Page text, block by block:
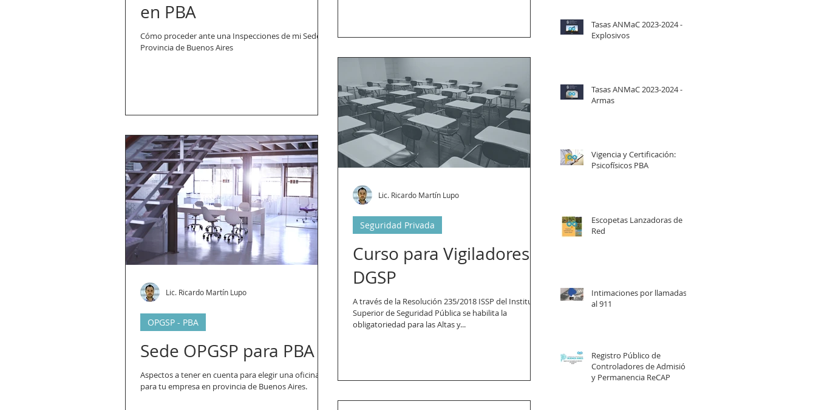
en PBA
Cómo proceder ante una Inspecciones de mi Sede en
Provincia de Buenos Aires
Sede OPGSP para PBA
Aspectos a tener en cuenta para elegir una oficina
para tu empresa en provincia de Buenos Aires.
OPGSP - PBA
Lic. Ricardo Martín Lupo
Curso para Vigiladores
DGSP
A través de la Resolución 235/2018 ISSP del Instituto
Superior de Seguridad Pública se habilita la
obligatoriedad para las Altas y...
Seguridad Privada
Lic. Ricardo Martín Lupo
Tasas ANMaC 2023-2024 -
Explosivos
Tasas ANMaC 2023-2024 -
Armas
Vigencia y Certificación:
Psicofísicos PBA
Escopetas Lanzadoras de
Red
Intimaciones por llamadas
al 911
Registro Público de
Controladores de Admisión
y Permanencia ReCAP